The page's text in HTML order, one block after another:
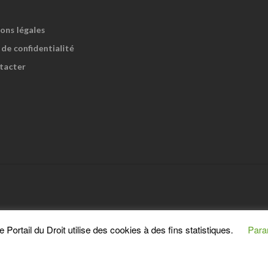
légales
confidentialité
Portail du Droit utilise des cookies à des fins statistiques.